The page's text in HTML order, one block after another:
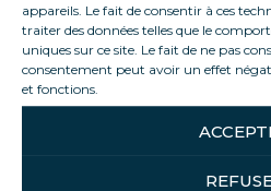
appareils. Le fait de consentir à ces
traiter des données telles que le
uniques sur ce site. Le fait de ne pas
consentement peut avoir un effet
et fonctions.
The KUBO adapts to your
(0+4°C) and frozen (-22-
its three glass sides, your
sublimated. Optimize space:
fits into any space thanks to